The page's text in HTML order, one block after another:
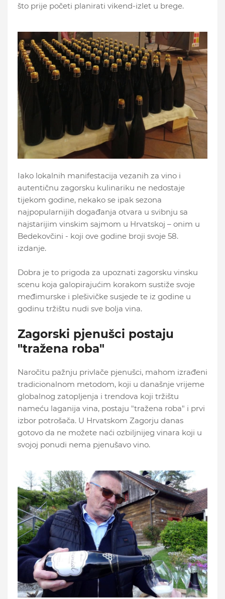
što prije početi planirati vikend-izlet u brege.
Iako lokalnih manifestacija vezanih za vino i
autentičnu zagorsku kulinariku ne nedostaje
tijekom godine, nekako se ipak sezona
najpopularnijih događanja otvara u svibnju sa
najstarijim vinskim sajmom u Hrvatskoj – onim u
Bedekovčini - koji ove godine broji svoje 58.
izdanje.
Dobra je to prigoda za upoznati zagorsku vinsku
scenu koja galopirajućim korakom sustiže svoje
međimurske i plešivičke susjede te iz godine u
godinu tržištu nudi sve bolja vina.
Zagorski pjenušci postaju
"tražena roba"
Naročitu pažnju privlače pjenušci, mahom izrađeni
tradicionalnom metodom, koji u današnje vrijeme
globalnog zatopljenja i trendova koji tržištu
nameću laganija vina, postaju "tražena roba" i prvi
izbor potrošača. U Hrvatskom Zagorju danas
gotovo da ne možete naći ozbiljnijeg vinara koji u
svojoj ponudi nema pjenušavo vino.